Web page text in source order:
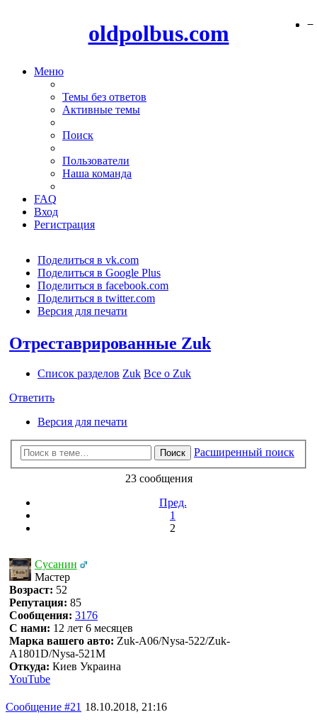
oldpolbus.com
Меню
Темы без ответов
Активные темы
Поиск
Пользователи
Наша команда
FAQ
Вход
Регистрация
Поделиться в vk.com
Поделиться в Google Plus
Поделиться в facebook.com
Поделиться в twitter.com
Версия для печати
Отреставрированные Zuk
Список разделов Zuk Все о Zuk
Ответить
Версия для печати
Поиск Расширенный поиск
23 сообщения
Пред.
1
2
Сусанин
Мастер
Возраст: 52
Репутация: 85
Сообщения: 3176
С нами: 12 лет 6 месяцев
Марка вашего авто: Zuk-A06/Nysa-522/Zuk-
A1801D/Nysa-521M
Откуда: Киев Украина
YouTube
−
Сообщение #21 18.10.2018, 21:16
−
−